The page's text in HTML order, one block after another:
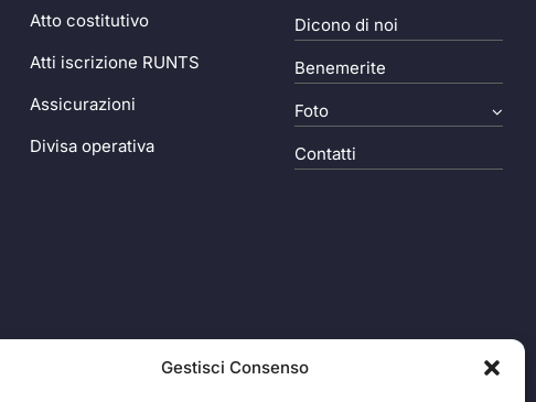
Gestisci Consenso
Atto costitutivo
Atti iscrizione RUNTS
Assicurazioni
Divisa operativa
Dicono di noi
Benemerite
Foto
Contatti